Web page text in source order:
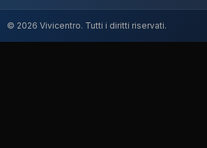
© 2026 Vivicentro. Tutti i diritti riservati.